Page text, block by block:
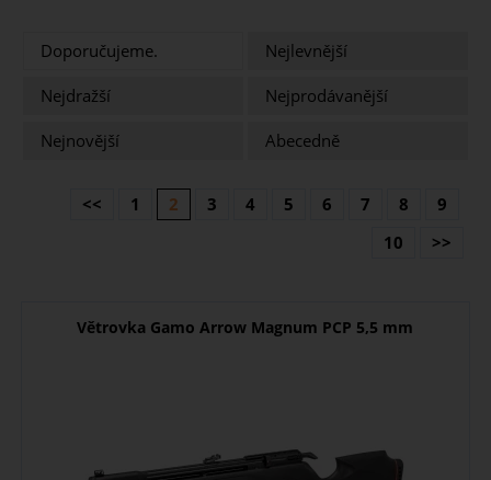
Doporučujeme.
Nejlevnější
Nejdražší
Nejprodávanější
Nejnovější
Abecedně
<< 1 2 3 4 5 6 7 8
9
10
>>
Větrovka Gamo Arrow Magnum PCP 5,5 mm